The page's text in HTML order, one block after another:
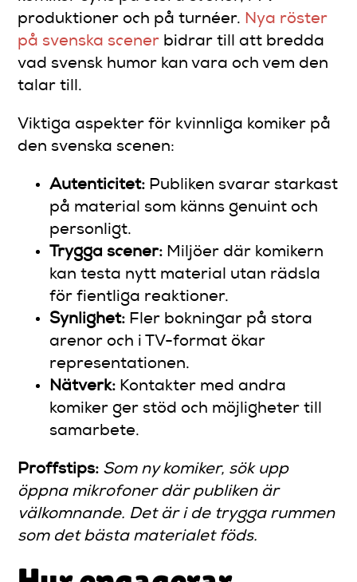
produktioner och på turnéer. Nya röster
på svenska scener bidrar till att bredda
vad svensk humor kan vara och vem den
talar till.
Viktiga aspekter för kvinnliga komiker på
den svenska scenen:
Autenticitet: Publiken svarar starkast
på material som känns genuint och
personligt.
Trygga scener: Miljöer där komikern
kan testa nytt material utan rädsla
för fientliga reaktioner.
Synlighet: Fler bokningar på stora
arenor och i TV-format ökar
representationen.
Nätverk: Kontakter med andra
komiker ger stöd och möjligheter till
samarbete.
Proffstips: Som ny komiker, sök upp
öppna mikrofoner där publiken är
välkomnande. Det är i de trygga rummen
som det bästa materialet föds.